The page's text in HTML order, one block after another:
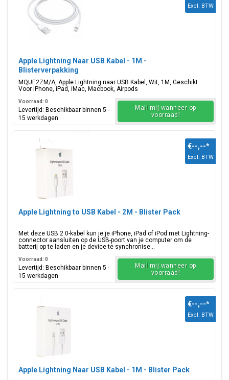
Apple Lightning Naar USB Kabel - 1M -
Blisterverpakking
MQUE2ZM/A, Apple Lightning naar USB Kabel, Wit, 1M, Geschikt
Voor iPhone, iPad, iMac, Macbook, Airpods
Excl. BTW
Voorraad: 0
Levertijd: Beschikbaar binnen 5 -
15 werkdagen
Mail mij wanneer op
voorraad!
Apple Lightning to USB Kabel - 2M - Blister Pack
Met deze USB 2.0-kabel kun je je iPhone, iPad of iPod met Lightning-
connector aansluiten op de USB-poort van je computer om de
batterij op te laden en je device te synchronise...
€--,--*
Excl. BTW
Voorraad: 0
Levertijd: Beschikbaar binnen 5 -
15 werkdagen
Mail mij wanneer op
voorraad!
Apple Lightning Naar USB Kabel - 1M - Blister Pack
€--,--*
Excl. BTW